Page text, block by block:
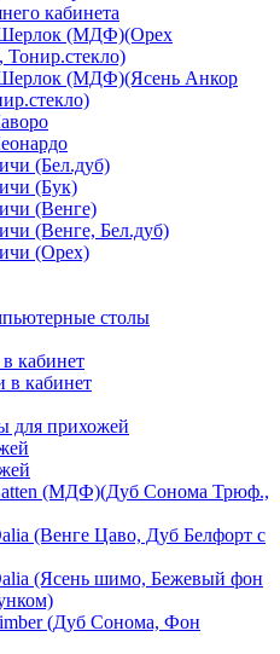
кабинета
Шерлок (МДФ)(Орех
(МДФ)(Ясень Анкор
(Бел.дуб)
(Бук)
(Венге)
(Венге, Бел.дуб)
(Орех)
столы
кабинет
кабинет
для прихожей
(МДФ)(Дуб Сонома Трюф.,
(Венге Цаво, Дуб Белфорт с
(Ясень шимо, Бежевый фон
(Дуб Сонома, Фон